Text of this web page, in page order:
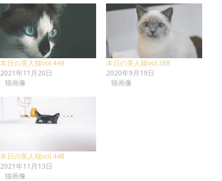
本日の美人猫vol.449
2021年11月20日
猫画像
本日の美人猫vol.388
2020年9月19日
猫画像
本日の美人猫vol.448
2021年11月13日
猫画像